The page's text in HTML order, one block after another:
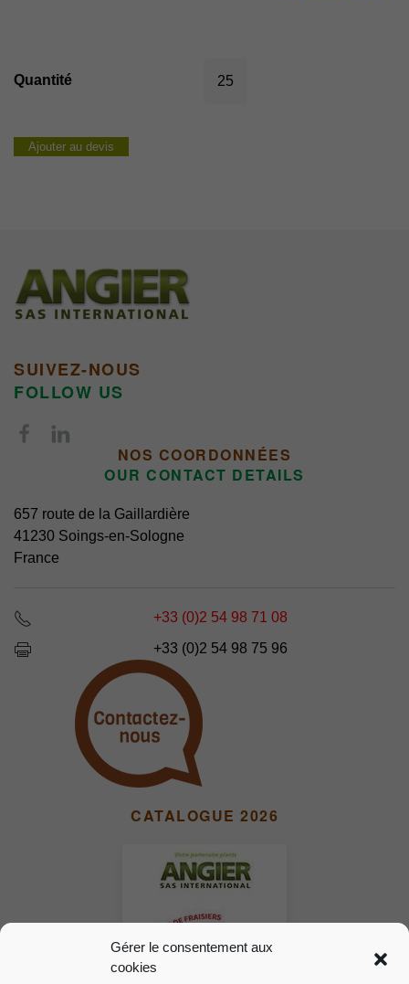
Gérer le consentement aux
cookies
Ajouter au devis
SUIVEZ-NOUS
FOLLOW US
NOS COORDONNÉES
OUR CONTACT DETAILS
657 route de la Gaillardière
41230 Soings-en-Sologne
France
+33 (0)2 54 98 71 08
+33 (0)2 54 98 75 96
CATALOGUE 2026